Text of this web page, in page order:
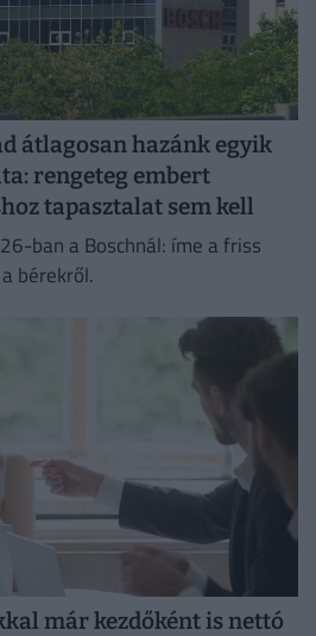
átlagosan hazánk egyik
rengeteg embert
tapasztalat sem kell
ban a Boschnál: íme a friss
bérekről.
már kezdőként is nettó